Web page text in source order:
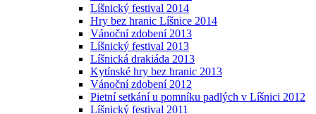
Líšnický festival 2014
Hry bez hranic Líšnice 2014
Vánoční zdobení 2013
Líšnický festival 2013
Líšnická drakiáda 2013
Kytínské hry bez hranic 2013
Vánoční zdobení 2012
Pietní setkání u pomníku padlých v Líšnici 2012
Líšnický festival 2011